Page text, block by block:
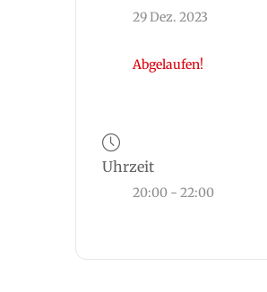
29 Dez. 2023
Abgelaufen!
Uhrzeit
20:00 - 22:00